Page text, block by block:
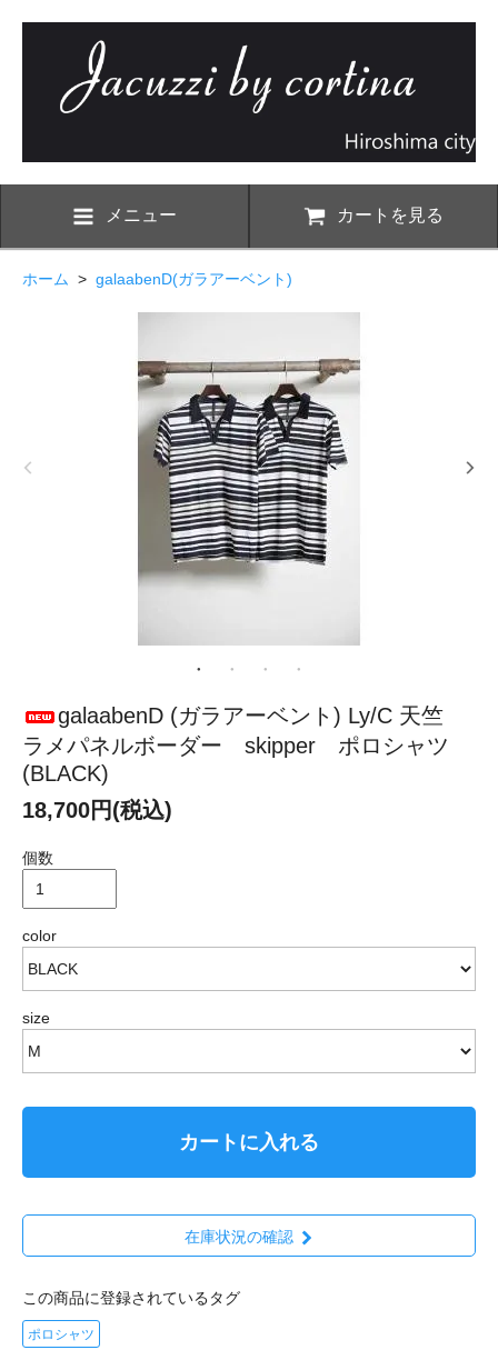
メニュー カートを見る
ホーム > galaabenD(ガラアーベント)
galaabenD (ガラアーベント) Ly/C 天竺
ラメパネルボーダー skipper ポロシャツ
(BLACK)
18,700円(税込)
個数
color
size
カートに入れる
在庫状況の確認
この商品に登録されているタグ
ポロシャツ